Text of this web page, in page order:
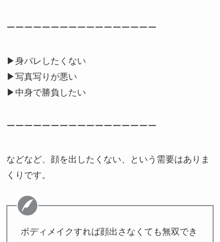
ーーーーーーーーーーーーーーーーー
▶身バレしたくない
▶写真写りが悪い
▶中身で勝負したい
ーーーーーーーーーーーーーーーーー
などなど、顔を出したくない、という需要はありま
くりです。
ボディメイクすれば顔出さなくても無双でき